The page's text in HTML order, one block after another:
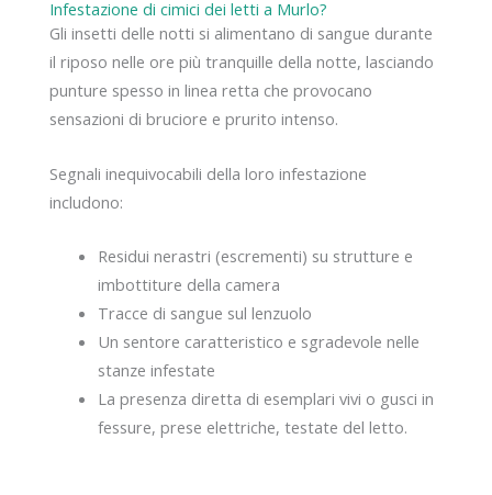
Infestazione di cimici dei letti a Murlo?
Gli insetti delle notti si alimentano di sangue durante
il riposo nelle ore più tranquille della notte, lasciando
punture spesso in linea retta che provocano
sensazioni di bruciore e prurito intenso.
Segnali inequivocabili della loro infestazione
includono:
Residui nerastri (escrementi) su strutture e
imbottiture della camera
Tracce di sangue sul lenzuolo
Un sentore caratteristico e sgradevole nelle
stanze infestate
La presenza diretta di esemplari vivi o gusci in
fessure, prese elettriche, testate del letto.